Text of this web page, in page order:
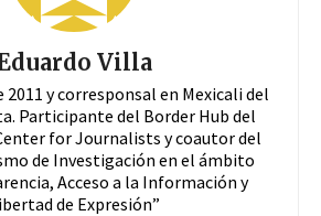
Villa
2011 y corresponsal en Mexicali del
Participante del Border Hub del
for Journalists y coautor del
de Investigación en el ámbito
Acceso a la Información y
de Expresión”